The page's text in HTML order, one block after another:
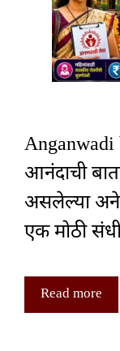
Anganwadi
आनंदाची
असलेल्या अनेक
एक मोठी
Read more